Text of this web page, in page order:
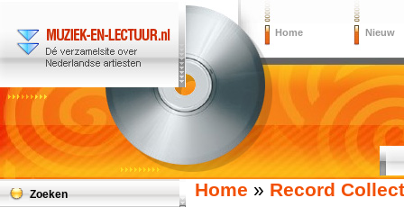
Home Nieuw
Home » Record
Zoeken